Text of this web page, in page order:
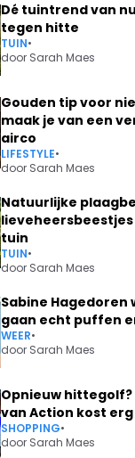
Dé tuintrend van
tegen hitte
TUIN•
door Sarah Maes
Gouden tip voor
maak je van een
airco
LIFESTYLE•
door Sarah Maes
Natuurlijke
tuin
TUIN•
door Sarah Maes
Sabine Hagedoren
gaan echt puffen
WEER•
door Sarah Maes
Opnieuw
van Action kost
SHOPPING•
door Sarah Maes